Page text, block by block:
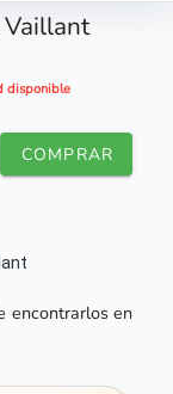
Vaillant
disponible
COMPRAR
encontrarlos en